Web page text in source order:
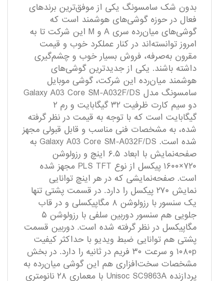
بدون شک سامسونگ یکی از موفق‌ترین برند‌های
فعال در حوزه گوشی‌های هوشمند است که
گوشی‌های میان‌رده سری A و M این شرکت تا به
امروز توانسته‌اند در کنار عملکرد خوب و قیمت
مقرون به‌صرفه، فروش بسیار خوب و چشم‌گیری
داشته باشند. یکی از جدید‌ترین گوشی‌های
هوشمند میان‌رده این شرکت، گوشی موبایل
سامسونگ مدل Galaxy A03 Core SM-A032F/DS
دو سیم‌ کارت ظرفیت ۳۲ گیگابایت و رم ۲
گیگابایت است که با توجه به قیمت در نظر گرفته
شده، به مشخصات فنی مناسب و قابل قبولی مجهز
شده است. Galaxy A03 Core SM-A032F/DS به
صفحه‌نمایش با ابعاد ۶.۵ اینچ و رزولوشن
۷۲۰×۱۶۰۰ پیکسل از نوع PLS TFT مجهز شده
است. صفحه‌نمایشی که در هر اینچ توانایی
نمایش ۲۷۰ پیکسل را دارد. در قسمت پشتی تنها
یک سنسور با رزولوشن ۸ مگاپیکسلی و در قاب
جلویی هم سنسور دوربین سلفی با رزولوشن ۵
مگاپیکسل در نظر گرفته شده است. دوربین قسمت
پشتی هم توانایی ضبط ویدیو با حداکثر کیفیت
۱۰۸۰p و سرعت ۳۰ فریم در ثانیه را دارد. در بخش
مشخصات سخت‌افزاری هم این گوشی میان‌رده به
پردازنده Unisoc SC9863A با معماری ۲۸ نانومتری